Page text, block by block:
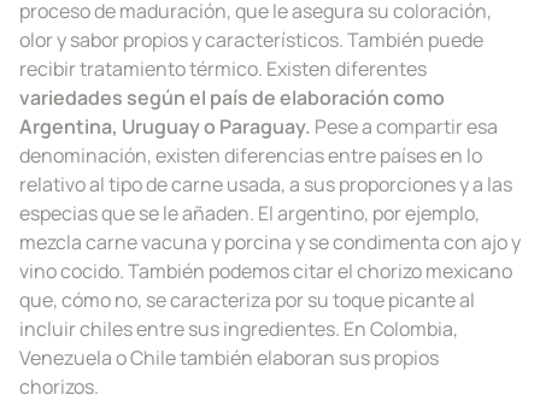
proceso de maduración, que le asegura su coloración,
olor y sabor propios y característicos. También puede
recibir tratamiento térmico. Existen diferentes
variedades según el país de elaboración como
Argentina, Uruguay o Paraguay. Pese a compartir esa
denominación, existen diferencias entre países en lo
relativo al tipo de carne usada, a sus proporciones y a las
especias que se le añaden. El argentino, por ejemplo,
mezcla carne vacuna y porcina y se condimenta con ajo y
vino cocido. También podemos citar el chorizo mexicano
que, cómo no, se caracteriza por su toque picante al
incluir chiles entre sus ingredientes. En Colombia,
Venezuela o Chile también elaboran sus propios
chorizos.